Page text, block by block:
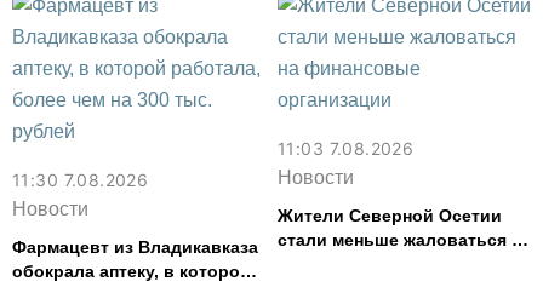
11:30 7.08.2026
Новости
Фармацевт из Владикавказа
обокрала аптеку, в которой
11:03 7.08.2026
Новости
Жители Северной Осетии
стали меньше жаловаться на